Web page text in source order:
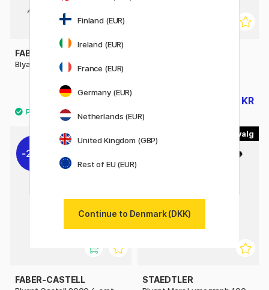
FABER-CASTELL
Blyant Castell 9000
11 KR 7 KR
20%
FABER-CASTELL STAEDTLER
Finland (EUR)
Ireland (EUR)
France (EUR)
Germany (EUR)
Netherlands (EUR)
United Kingdom (GBP)
Rest of EU (EUR)
Continue to Denmark (DKK)